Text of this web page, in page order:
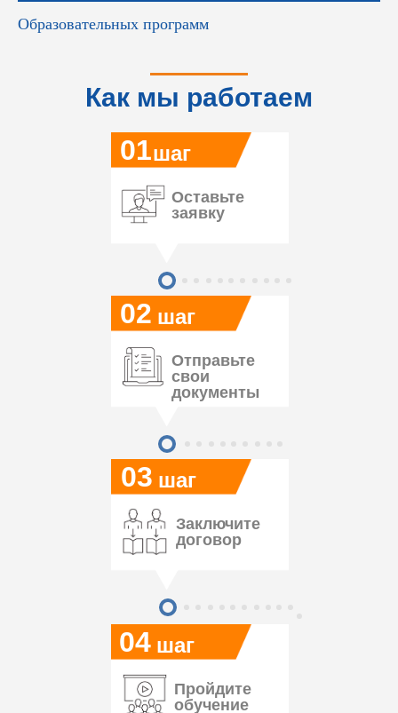
Образовательных программ
Как мы работаем
04
03
02
01
Оставьте
заявку
шаг
шаг
шаг
шаг
Отправьте
свои
документы
Заключите
договор
Пройдите
обучение